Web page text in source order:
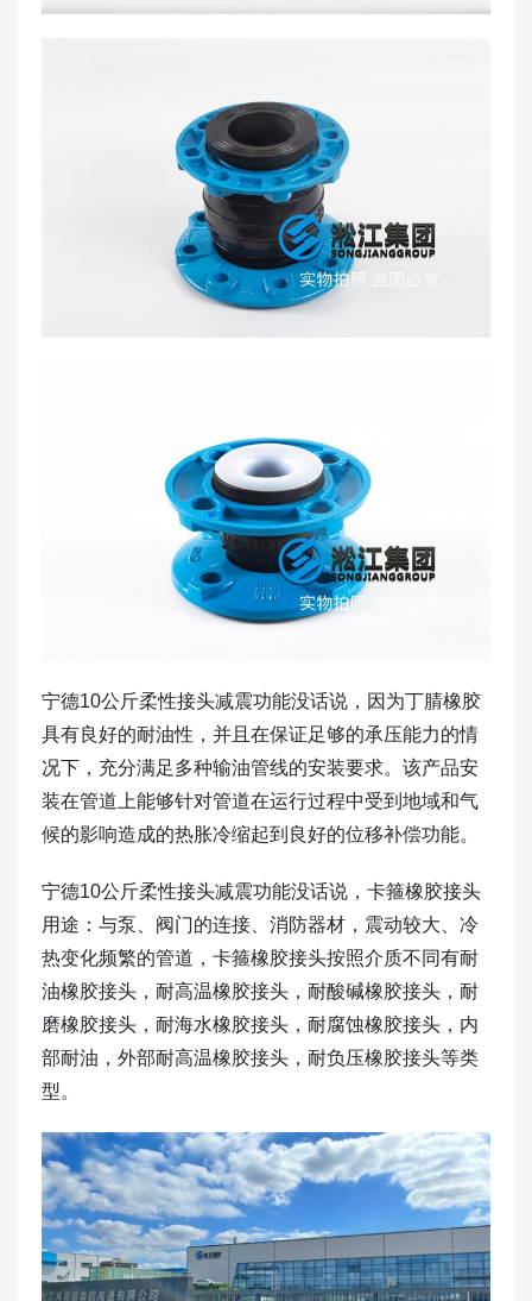
宁德10公斤柔性接头减震功能没话说，因为丁腈橡胶
具有良好的耐油性，并且在保证足够的承压能力的情
况下，充分满足多种输油管线的安装要求。该产品安
装在管道上能够针对管道在运行过程中受到地域和气
候的影响造成的热胀冷缩起到良好的位移补偿功能。
宁德10公斤柔性接头减震功能没话说，卡箍橡胶接头
用途：与泵、阀门的连接、消防器材，震动较大、冷
热变化频繁的管道，卡箍橡胶接头按照介质不同有耐
油橡胶接头，耐高温橡胶接头，耐酸碱橡胶接头，耐
磨橡胶接头，耐海水橡胶接头，耐腐蚀橡胶接头，内
部耐油，外部耐高温橡胶接头，耐负压橡胶接头等类
型。